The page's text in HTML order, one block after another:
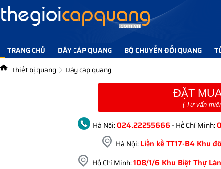
TRANG CHỦ DÂY CÁP QUANG BỘ CHUYỂN ĐỔI QUANG
TIN TỨC GIẢI PHÁP
LIÊN HỆ
Thiết bị quang Dây cáp quang
ĐẶT
( Tư vấn
Hà Nội:024.22255666 - Hồ Chí Minh:
Hà Nội:Liền kề TT17-B4 Khu
Hồ Chí Minh:108/1/6 Khu Biệt Thự